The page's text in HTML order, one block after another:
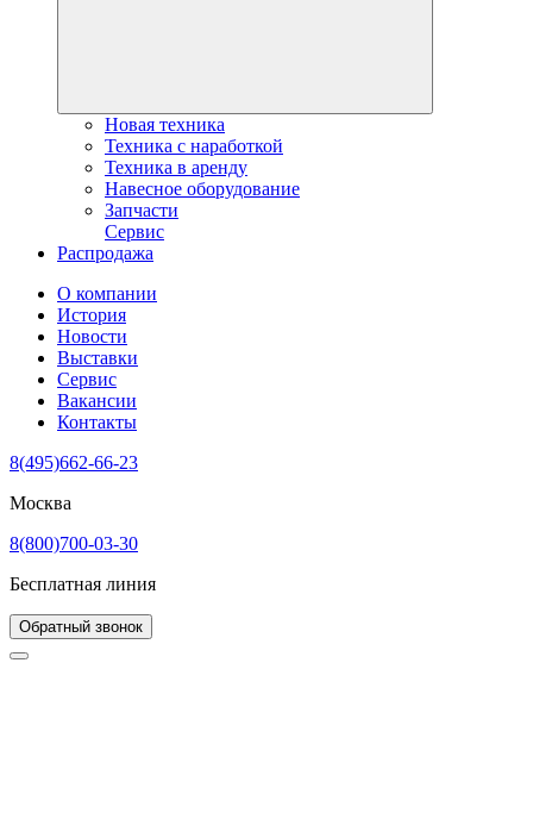
Новая техника
Техника с наработкой
Техника в аренду
Навесное оборудование
Запчасти
Сервис
Распродажа
О компании
История
Новости
Выставки
Сервис
Вакансии
Контакты
8(495)662-66-23
Москва
8(800)700-03-30
Бесплатная линия
Обратный звонок